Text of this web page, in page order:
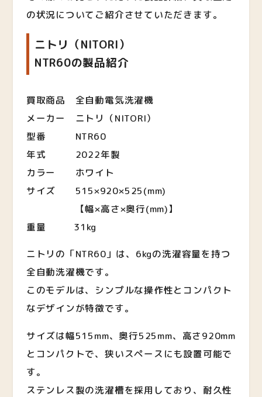
の状況についてご紹介させていただきます。
ニトリ（NITORI）
NTR60の製品紹介
買取商品 全自動電気洗濯機
メーカー ニトリ（NITORI）
型番 NTR60
年式 2022年製
カラー ホワイト
サイズ 515×920×525(mm)
【幅×高さ×奥行(mm)】
重量 31kg
ニトリの「NTR60」は、6kgの洗濯容量を持つ
全自動洗濯機です。
このモデルは、シンプルな操作性とコンパクト
なデザインが特徴です。
サイズは幅515mm、奥行525mm、高さ920mm
とコンパクトで、狭いスペースにも設置可能で
す。
ステンレス製の洗濯槽を採用しており、耐久性